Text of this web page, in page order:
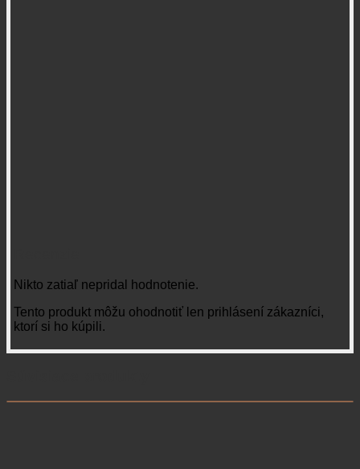
Nikto zatiaľ nepridal hodnotenie.
Tento produkt môžu ohodnotiť len prihlásení zákazníci,
ktorí si ho kúpili.